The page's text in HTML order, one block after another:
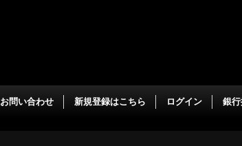
お問い合わせ 新規登録はこちら ログイン 銀